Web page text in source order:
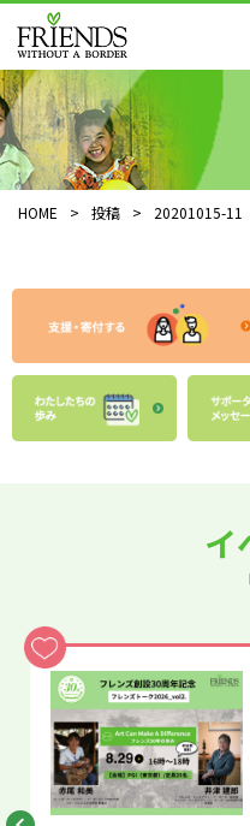
HOME > 投稿 > 20201015-11
イ